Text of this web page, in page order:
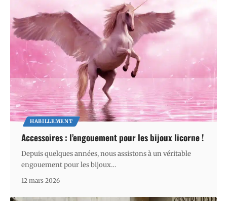
HABILLEMENT
Accessoires : l’engouement pour les bijoux licorne !
Depuis quelques années, nous assistons à un véritable
engouement pour les bijoux…
12 mars 2026